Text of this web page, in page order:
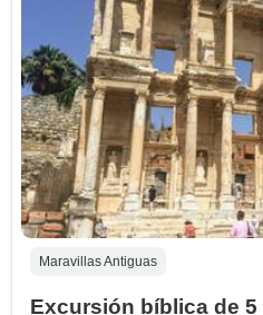
Maravillas Antiguas
Excursión bíblica de